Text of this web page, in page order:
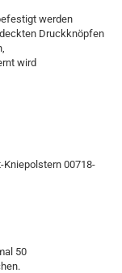
werden
Druckknöpfen
wird
Kniepolstern 00718-
50